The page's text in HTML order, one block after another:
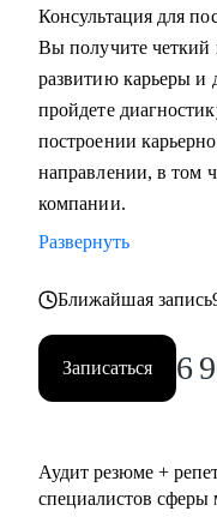
собственниками.
Кому могу помочь:
• Всем, кто хочет
маркетинг или
• Специалистам
копирайтинг, event-
- E-commerce;
• Директорам по
развитие бизнеса;
• Руководителям
Консультация для
Вы получите
развитию карьеры и
пройдете
построении
направлении, в том
компании.
Развернуть
Ближайшая запись
Записаться 6
Аудит резюме +
специалистов сферы